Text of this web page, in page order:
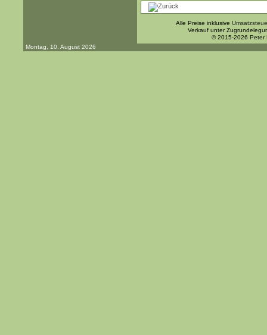
Alle Preise inklusive
Verkauf unter
© 2015-2026 Peter
Montag, 10. August 2026